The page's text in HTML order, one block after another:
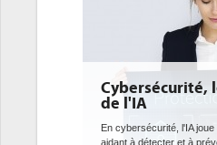
le double visage
l'IA joue un double rôle : le gentil en
et à prévenir les menaces, à